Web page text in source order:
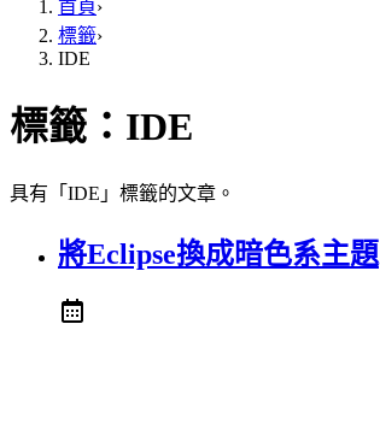
首頁›
標籤›
IDE
標籤： IDE
具有「IDE」標籤的文章。
將Eclipse換成暗色系主題